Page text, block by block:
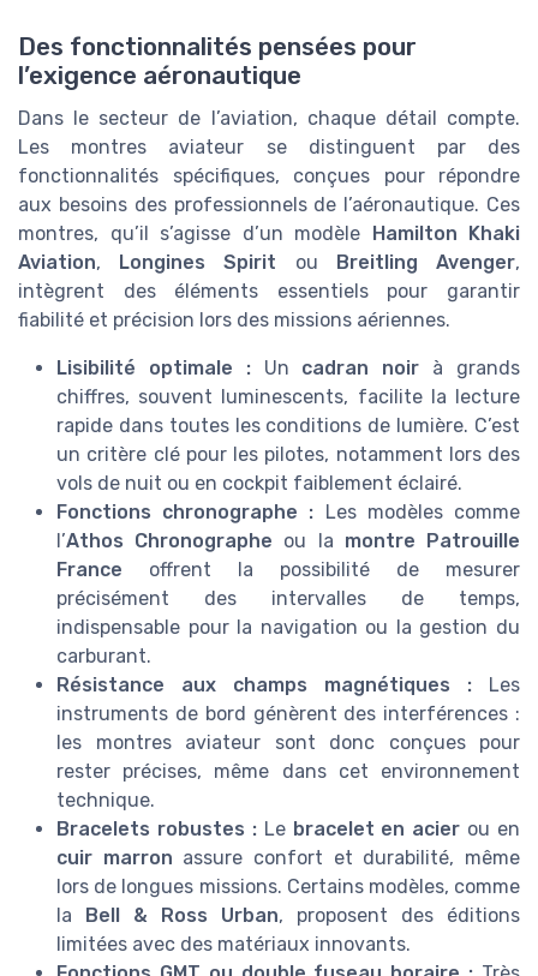
Des fonctionnalités pensées pour
l’exigence aéronautique
Dans le secteur de l’aviation, chaque détail compte.
Les montres aviateur se distinguent par des
fonctionnalités spécifiques, conçues pour répondre
aux besoins des professionnels de l’aéronautique. Ces
montres, qu’il s’agisse d’un modèle Hamilton Khaki
Aviation, Longines Spirit ou Breitling Avenger,
intègrent des éléments essentiels pour garantir
fiabilité et précision lors des missions aériennes.
Lisibilité optimale :Un cadran noir à grands
chiffres, souvent luminescents, facilite la lecture
rapide dans toutes les conditions de lumière. C’est
un critère clé pour les pilotes, notamment lors des
vols de nuit ou en cockpit faiblement éclairé.
Fonctions chronographe : Les modèles comme
l’Athos Chronographe ou la montre Patrouille
France offrent la possibilité de mesurer
précisément des intervalles de temps,
indispensable pour la navigation ou la gestion du
carburant.
Résistance aux champs magnétiques : Les
instruments de bord génèrent des interférences :
les montres aviateur sont donc conçues pour
rester précises, même dans cet environnement
technique.
Bracelets robustes :Le bracelet en acier ou en
cuir marron assure confort et durabilité, même
lors de longues missions. Certains modèles, comme
la Bell & Ross Urban, proposent des éditions
limitées avec des matériaux innovants.